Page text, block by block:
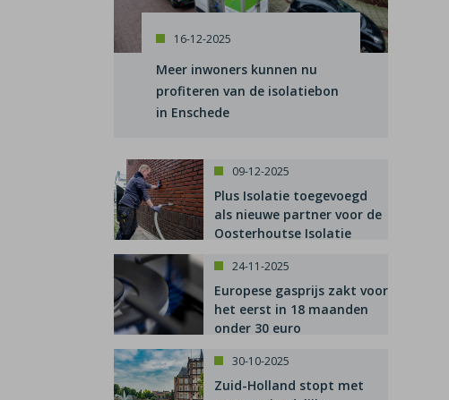
16-12-2025
Meer inwoners kunnen nu
profiteren van de isolatiebon
in Enschede
09-12-2025
Plus Isolatie toegevoegd
als nieuwe partner voor de
Oosterhoutse Isolatie
24-11-2025
Europese gasprijs zakt voor
het eerst in 18 maanden
onder 30 euro
30-10-2025
Zuid-Holland stopt met